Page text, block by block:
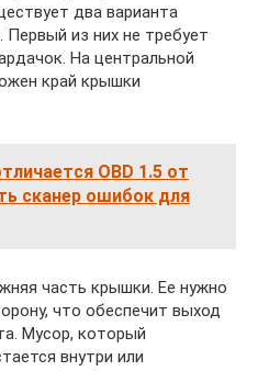
два варианта
из них не требует
На центральной
край крышки
OBD 1.5 от
сканер ошибок для
часть крышки. Ее нужно
что обеспечит выход
Мусор, который
внутри или